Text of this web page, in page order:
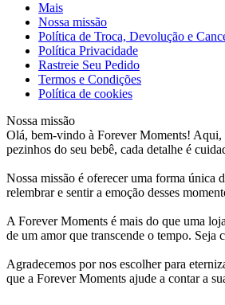
Mais
Nossa missão
Política de Troca, Devolução e
Política Privacidade
Rastreie Seu Pedido
Termos e Condições
Política de cookies
Nossa missão
Olá, bem-vindo à Forever Moments! Aqui,
pezinhos do seu bebê, cada detalhe é
Nossa missão é oferecer uma forma única
relembrar e sentir a emoção desses
A Forever Moments é mais do que uma
de um amor que transcende o tempo. Seja
Agradecemos por nos escolher para
que a Forever Moments ajude a contar a